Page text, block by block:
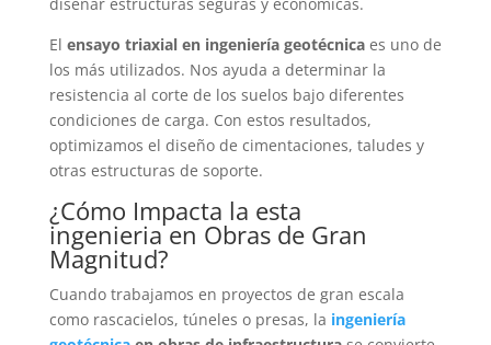
El ensayo triaxial en ingeniería geotécnicaes uno de
los más utilizados. Nos ayuda a determinar la
resistencia al corte de los suelos bajo diferentes
condiciones de carga. Con estos resultados,
optimizamos el diseño de cimentaciones, taludes y
otras estructuras de soporte.
¿Cómo Impacta la esta
ingenieria en Obras de Gran
Magnitud?
Cuando trabajamos en proyectos de gran escala
como rascacielos, túneles o presas, la ingeniería